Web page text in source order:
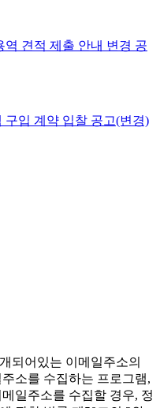
견적 제출 안내 변경 공
구입 계약 입찰 공고(변경)
되어있는 이메일주소의
소를 수집하는 프로그램,
일주소를 수집할 경우, 정